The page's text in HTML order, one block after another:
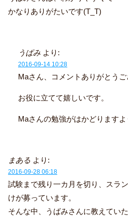
かなりありがたいです(T_T)
うぱみ より:
2016-09-14 10:28
Maさん、コメントありがとう
お役に立てて嬉しいです。
Maさんの勉強がはかどります
まある より:
2016-09-28 06:18
試験まで残り一カ月を切り、スラ
けが募っています。
そんな中、うばみさんに教えてい